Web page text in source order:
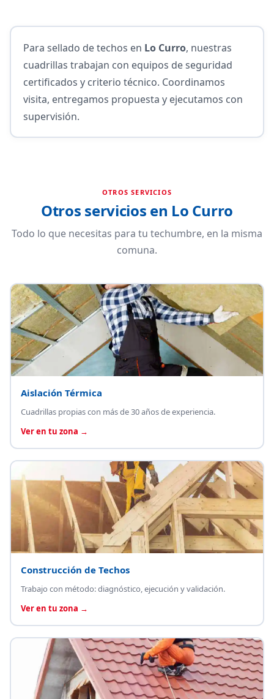
Para sellado de techos en Lo Curro, nuestras
cuadrillas trabajan con equipos de seguridad
certificados y criterio técnico. Coordinamos
visita, entregamos propuesta y ejecutamos con
supervisión.
OTROS SERVICIOS
Otros servicios en Lo Curro
Todo lo que necesitas para tu techumbre, en la misma
comuna.
Aislación Térmica
Cuadrillas propias con más de 30 años de experiencia.
Ver en tu zona →
Construcción de Techos
Trabajo con método: diagnóstico, ejecución y validación.
Ver en tu zona →